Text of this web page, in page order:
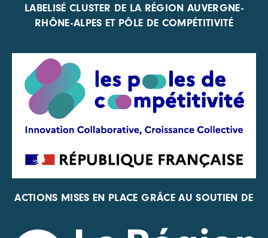
LABELISÉ CLUSTER DE LA RÉGION AUVERGNE-
RHÔNE-ALPES ET PÔLE DE COMPÉTITIVITÉ
ACTIONS MISES EN PLACE GRÂCE AU SOUTIEN DE